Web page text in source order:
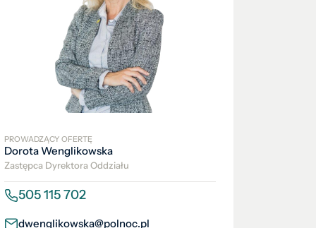
PROWADZĄCY OFERTĘ
Dorota Wenglikowska
Zastępca Dyrektora Oddziału
505 115 702
dwenglikowska@polnoc.pl